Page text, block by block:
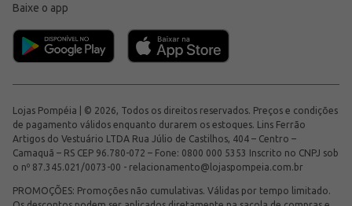
Baixe o app
Lojas Pompéia | © 2026, Todos os direitos reservados. Preços e condições
de pagamento válidos enquanto durarem os estoques. Lins Ferrão
Artigos do Vestuário LTDA Rua Júlio de Castilhos, 404 – Centro –
Camaquã – RS CEP 96.780-072 – Fone: 0800 000 5353 Inscrito no CNPJ sob
o nº 87.345.021/0073-00 - relacionamento@lojaspompeia.com.br
PROMOÇÕES: Promoções não cumulativas. Válidas por tempo limitado.